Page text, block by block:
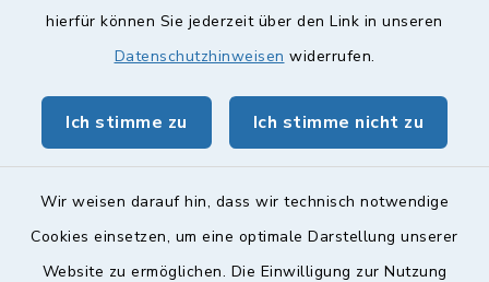
hierfür können Sie jederzeit über den Link in unseren
Datenschutzhinweisen widerrufen.
Ich stimme zu Ich stimme nicht zu
Wir weisen darauf hin, dass wir technisch notwendige
Cookies einsetzen, um eine optimale Darstellung unserer
Website zu ermöglichen. Die Einwilligung zur Nutzung
Landkreis Lichtenfels
geoPortal Lichtenfels